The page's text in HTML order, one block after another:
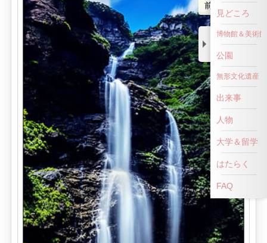
前へ戻る
見どころ
博物館＆美術館
公園
無形文化遺産
出来事
人物
大学＆留学
はたらく
FAQ